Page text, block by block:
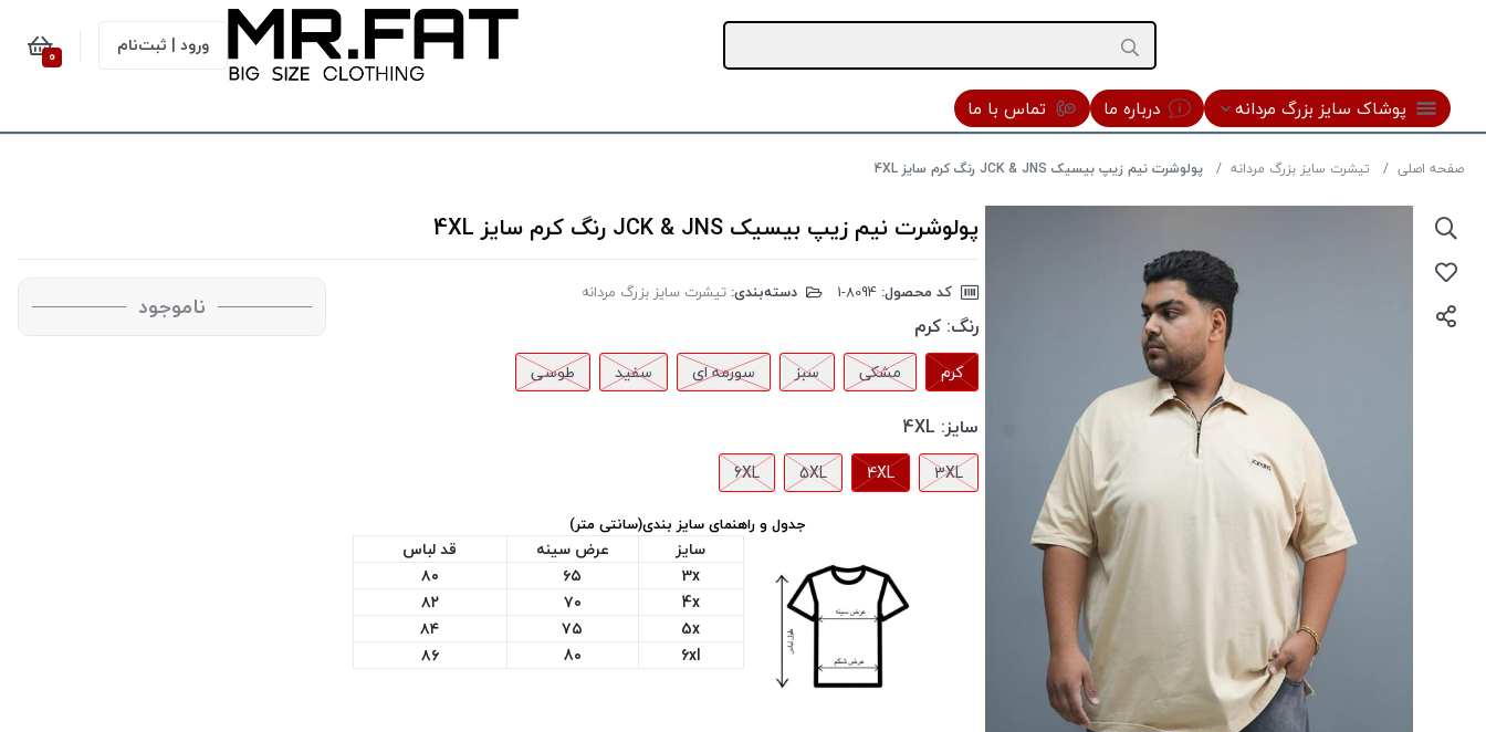
ورود | ثبت‌نام 0
پوشاک سایز بزرگ مردانه درباره ما تماس با ما
صفحه اصلی تیشرت سایز بزرگ مردانه پولوشرت نیم زیپ بیسیک JCK & JNS رنگ کرم سایز 4XL
پولوشرت نیم زیپ بیسیک JCK & JNS رنگ کرم سایز 4XL
کد محصول: دسته‌بندی: تیشرت سایز بزرگ مردانه
رنگ: کرم
کرم مشکی سبز سورمه ای سفید طوسی
سایز: 4XL
3XL
4XL
5XL
6XL
جدول و راهنمای سایز بندی(سانتی متر)
سایز عرض سینه
قد لباس
3x
۶۵
۸۰
4x
۷۰
۸۲
5x
۷۵
۸۴
6xl
8۰ ۸۶
ناموجود